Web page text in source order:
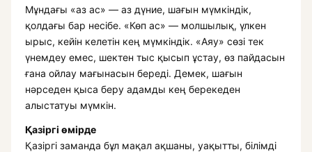
Мұндағы «аз ас» — аз дүние, шағын мүмкіндік,
қолдағы бар несібе. «Көп ас» — молшылық, үлкен
ырыс, кейін келетін кең мүмкіндік. «Аяу» сөзі тек
үнемдеу емес, шектен тыс қысып ұстау, өз пайдасын
ғана ойлау мағынасын береді. Демек, шағын
нәрседен қыса беру адамды кең берекеден
алыстатуы мүмкін.
Қазіргі өмірде
Қазіргі заманда бұл мақал ақшаны, уақытты, білімді